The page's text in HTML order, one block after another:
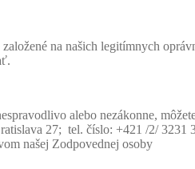
na našich legitímnych
alebo nezákonne,
27; tel. číslo: +421 /2/ 3231
našej Zodpovednej osoby